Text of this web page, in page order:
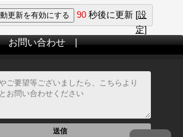
90 秒後に更新 [設
定]
お問い合わせ|
送信